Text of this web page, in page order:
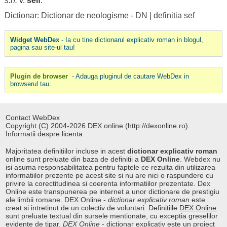
Dictionar: Dictionar de neologisme - DN
definitia sef
Widget WebDex- Ia cu tine dictionarul explicativ roman in blogul,
pagina sau site-ul tau!
Plugin de browser - Adauga pluginul de cautare WebDex in
browserul tau.
Contact WebDex
Copyright (C) 2004-2026 DEX online (http://dexonline.ro).
Informatii despre licenta
Majoritatea definitiilor incluse in acestdictionar explicativ roman
online sunt preluate din baza de definitii a DEX Online . Webdex nu
isi asuma responsabilitatea pentru faptele ce rezulta din utilizarea
informatiilor prezente pe acest site si nu are nici o raspundere cu
privire la corectitudinea si coerenta informatiilor prezentate. Dex
Online este transpunerea pe internet a unor dictionare de prestigiu
ale limbii romane. DEX Online -dictionar explicativ roman este
creat si intretinut de un colectiv de voluntari. Definitiile DEX Online
sunt preluate textual din sursele mentionate, cu exceptia greselilor
evidente de tipar.DEX Online -dictionar explicativ este un proiect